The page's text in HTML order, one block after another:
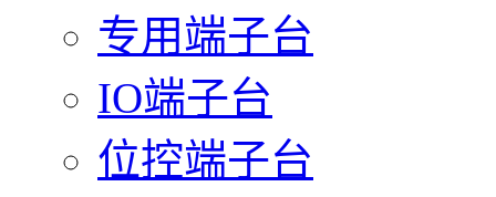
专用端子台
IO端子台
位控端子台